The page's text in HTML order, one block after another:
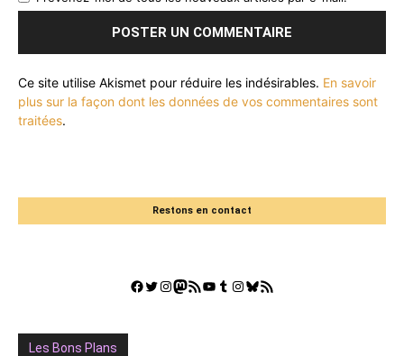
Ce site utilise Akismet pour réduire les indésirables. En savoir
plus sur la façon dont les données de vos commentaires sont
traitées.
Restons en contact
Facebook
Twitter
Instagram
Mastodon
Flux RSSYouTube
Tumblr
Instagram
Bluesky
GestGame
Les Bons Plans